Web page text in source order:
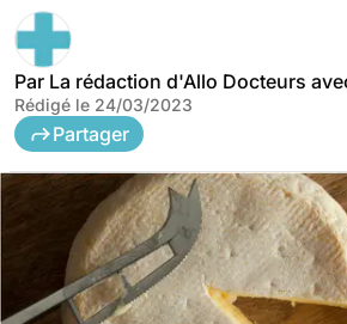
Par La rédaction d'Allo Docteurs
Rédigé le 24/03/2023
Partager